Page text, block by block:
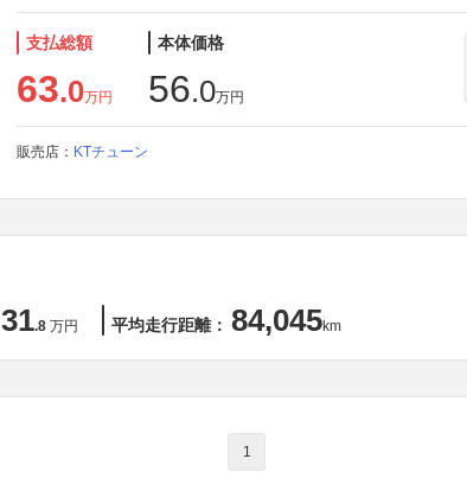
支払総額
63.0万円
本体価格
56.0万円
販売店： KTチューン
31.8 万円 平均走行距離： 84,045km
1